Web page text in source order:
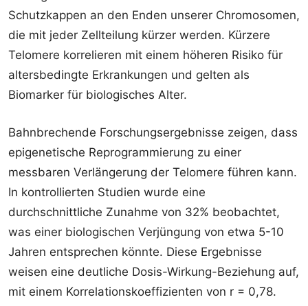
Schutzkappen an den Enden unserer Chromosomen,
die mit jeder Zellteilung kürzer werden. Kürzere
Telomere korrelieren mit einem höheren Risiko für
altersbedingte Erkrankungen und gelten als
Biomarker für biologisches Alter.
Bahnbrechende Forschungsergebnisse zeigen, dass
epigenetische Reprogrammierung zu einer
messbaren Verlängerung der Telomere führen kann.
In kontrollierten Studien wurde eine
durchschnittliche Zunahme von 32% beobachtet,
was einer biologischen Verjüngung von etwa 5-10
Jahren entsprechen könnte. Diese Ergebnisse
weisen eine deutliche Dosis-Wirkung-Beziehung auf,
mit einem Korrelationskoeffizienten von r = 0,78.